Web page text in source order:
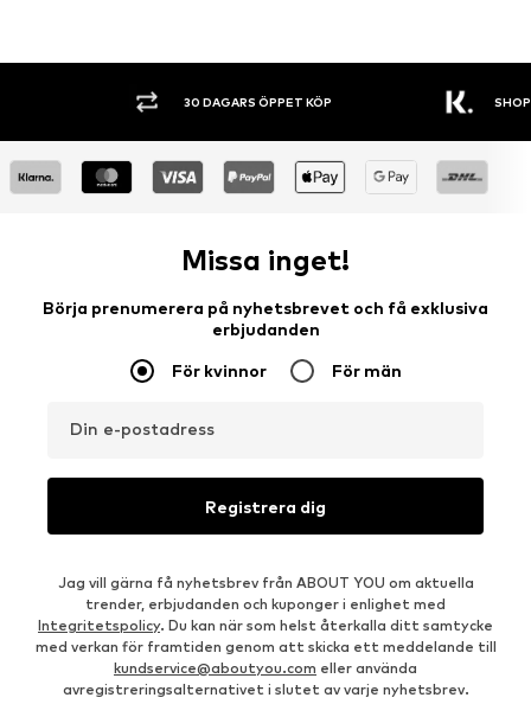
30 DAGARS ÖPPET KÖP SHOPPA
Missa inget!
Börja prenumerera på nyhetsbrevet och få exklusiva
erbjudanden
För kvinnor För män
Din e-postadress
Registrera dig
Jag vill gärna få nyhetsbrev från ABOUT YOU om aktuella
trender, erbjudanden och kuponger i enlighet med
Integritetspolicy. Du kan när som helst återkalla ditt samtycke
med verkan för framtiden genom att skicka ett meddelande till
kundservice@aboutyou.com eller använda
avregistreringsalternativet i slutet av varje nyhetsbrev.